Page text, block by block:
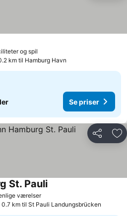
og spil
km til Hamburg Havn
Se priser
Del
værelser
St. Pauli
0.7 km til St Pauli Landungsbrücken